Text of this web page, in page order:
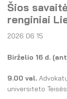
El.
LT
Šios
renginiai
2026 06 15
Birželio 16 d.
9.00 val.
universiteto